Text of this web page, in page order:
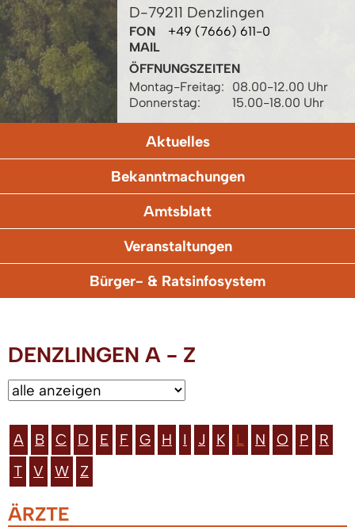
D-79211 Denzlingen
FON
+49 (7666) 611-0
MAIL
ÖFFNUNGSZEITEN
Montag-Freitag:
08.00-12.00 Uhr
Donnerstag:
15.00-18.00 Uhr
Aktuelles
Bekanntmachungen
Amtsblatt
Veranstaltungen
Bürger- & Ratsinfosystem
DENZLINGEN A - Z
A B C D E F G H I J K L N O P
R
T
V W Z
ÄRZTE